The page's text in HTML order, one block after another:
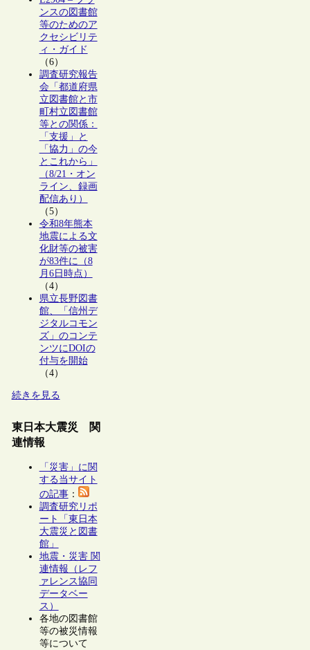
ンスの図書館
等のためのア
クセシビリテ
ィ・ガイド
（6）
調査研究報告
会「都道府県
立図書館と市
町村立図書館
等との関係：
「支援」と
「協力」の今
とこれから」
（8/21・オン
ライン、録画
配信あり）
（5）
令和8年熊本
地震による文
化財等の被害
が83件に（8
月6日時点）
（4）
県立長野図書
館、「信州デ
ジタルコモン
ズ」のコンテ
ンツにDOIの
付与を開始
（4）
続きを見る
東日本大震災 関
連情報
「災害」に関
する当サイト
の記事：
調査研究リポ
ート「東日本
大震災と図書
館」
地震・災害 関
連情報（レフ
ァレンス協同
データベー
ス）
各地の図書館
等の被災情報
等について